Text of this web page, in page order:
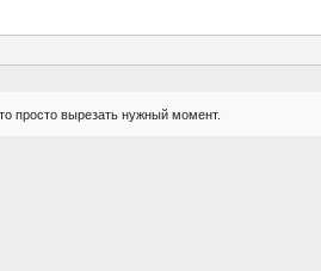
просто вырезать нужный момент.